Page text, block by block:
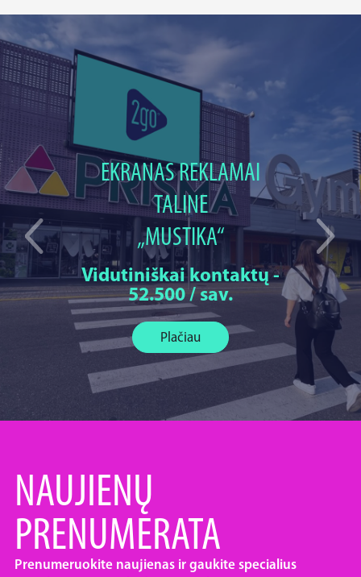
EKRANAS REKLAMAI
TALINE
„MUSTIKA“
Vidutiniškai kontaktų -
52.500 / sav.
Plačiau
NAUJIENŲ
PRENUMERATA
Prenumeruokite naujienas ir gaukite specialius